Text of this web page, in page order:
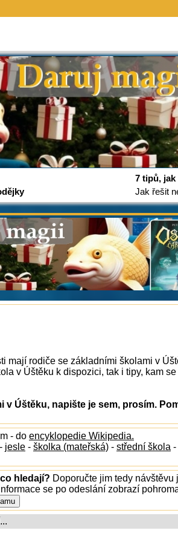
7 tipů,
Jak řešit
mají rodiče se základními školami v
v Úštěku k dispozici, tak i tipy, kam se
Úštěku, napište je sem, prosím.
- do encyklopedie Wikipedia.
- jesle - školka (mateřská) - střední škola -
hledají? Doporučte jim tedy návštěvu
se po odeslání zobrazí